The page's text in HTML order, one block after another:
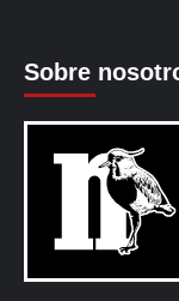
Sobre